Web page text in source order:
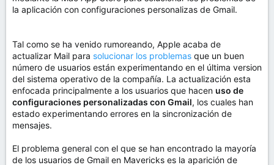
a
la aplicación con configuraciones personalizas de Gmail.
Tal como se ha venido rumoreando, Apple acaba de
actualizar Mail para solucionar los problemas que un buen
número de usuarios están experimentando en el última version
del sistema operativo de la compañía. La actualización esta
enfocada principalmente a los usuarios que hacen uso de
configuraciones personalizadas con Gmail, los cuales han
estado experimentando errores en la sincronización de
mensajes.
El problema general con el que se han encontrado la mayoría
de los usuarios de Gmail en Mavericks es la aparición de